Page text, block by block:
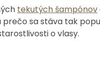
tekutých šampónov
prečo sa stáva tak
o vlasy.